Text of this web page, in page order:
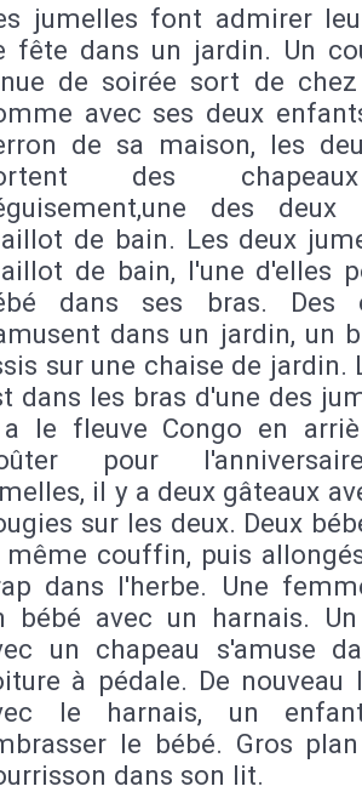
jumelles font admirer
fête dans un jardin. Un
de soirée sort de
avec ses deux
de sa maison, les
des
des
de bain. Les deux
de bain, l'une d'elles
dans ses bras. Des
dans un jardin, un
sur une chaise de jardin.
dans les bras d'une des
le fleuve Congo en
pour
il y a deux gâteaux
sur les deux. Deux
même couffin, puis
dans l'herbe. Une
bébé avec un harnais.
un chapeau s'amuse
à pédale. De nouveau
le harnais, un
le bébé. Gros
dans son lit.